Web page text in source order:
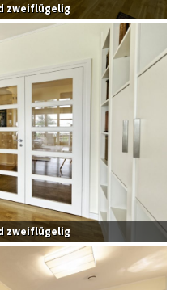
zweiflügelig
zweiflügelig